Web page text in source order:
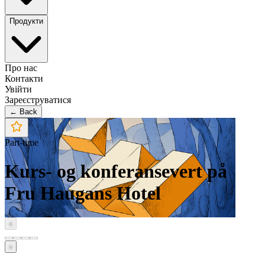
Продукти
Про нас
Контакти
Увійти
Зареєструватися
← Back
Part-time
Kurs- og konferansevert på
Fru Haugans Hotel
‹
›